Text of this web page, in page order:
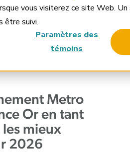
vous visiterez ce site Web.
être suivi.
Paramètres des
témoins
Metro
Or en tant
les mieux
2026